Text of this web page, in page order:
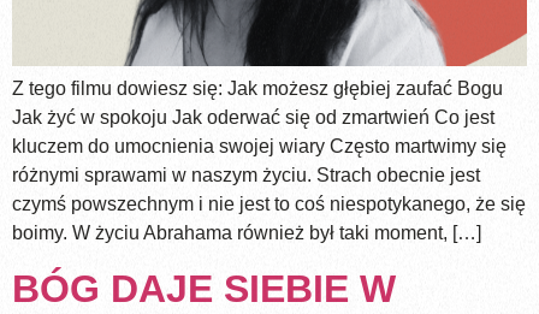
Z tego filmu dowiesz się: Jak możesz głębiej zaufać Bogu
Jak żyć w spokoju Jak oderwać się od zmartwień Co jest
kluczem do umocnienia swojej wiary Często martwimy się
różnymi sprawami w naszym życiu. Strach obecnie jest
czymś powszechnym i nie jest to coś niespotykanego, że się
boimy. W życiu Abrahama również był taki moment, […]
BÓG DAJE SIEBIE W